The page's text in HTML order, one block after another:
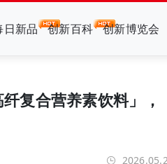
日新品 创新百科 创新博览会
复合营养素饮料」，